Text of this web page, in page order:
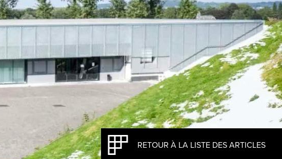
RETOUR À LA LISTE DES ARTICLES